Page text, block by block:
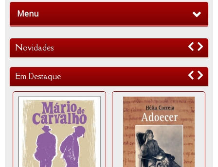
Menu
Novidades
Em Destaque